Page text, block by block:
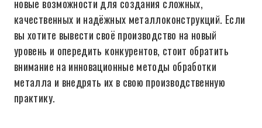
новые возможности для создания сложных,
качественных и надёжных металлоконструкций. Если
вы хотите вывести своё производство на новый
уровень и опередить конкурентов, стоит обратить
внимание на инновационные методы обработки
металла и внедрять их в свою производственную
практику.